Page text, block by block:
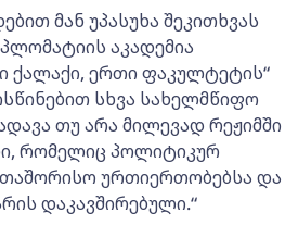
მან უპასუხა შეკითხვას
აკადემია
ქალაქი, ერთი ფაკულტეტის“
სხვა სახელმწიფო
თუ არა მილევად რეჟიმში
რომელიც პოლიტიკურ
ურთიერთობებსა და
დაკავშირებული.“